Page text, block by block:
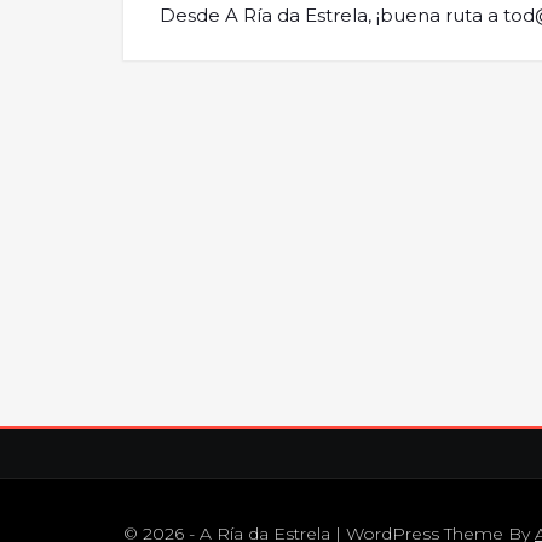
Desde A Ría da Estrela, ¡buena ruta a
© 2026 - A Ría da Estrela | WordPress Theme By